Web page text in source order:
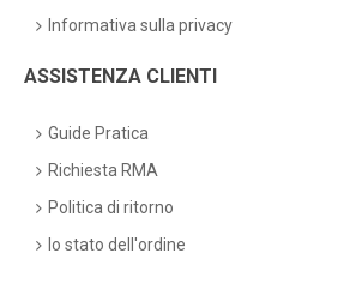
Informativa sulla privacy
ASSISTENZA CLIENTI
Guide Pratica
Richiesta RMA
Politica di ritorno
lo stato dell'ordine